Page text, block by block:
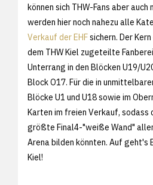
können sich THW-Fans aber
werden hier noch nahezu alle
Verkauf der EHFsichern. Der
dem THW Kiel zugeteilte
Unterrang in den Blöcken U19/
Block O17. Für die in
Blöcke U1 und U18 sowie im
Karten im freien Verkauf, sodass
größte Final4-"weiße Wand"
Arena bilden könnten. Auf geht's
Kiel!